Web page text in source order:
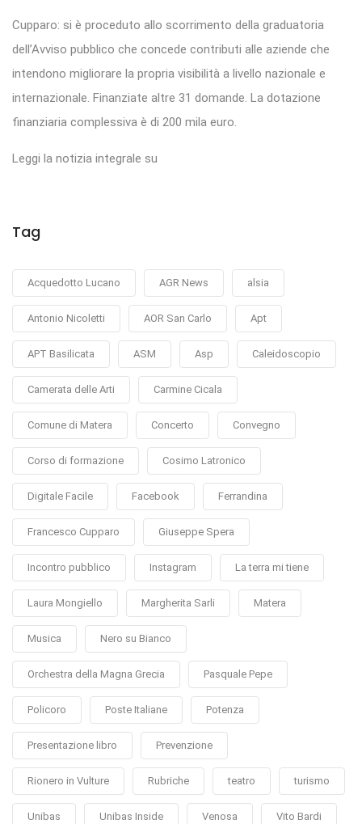
Cupparo: si è proceduto allo scorrimento della graduatoria
dell’Avviso pubblico che concede contributi alle aziende che
intendono migliorare la propria visibilità a livello nazionale e
internazionale. Finanziate altre 31 domande. La dotazione
finanziaria complessiva è di 200 mila euro.
Leggi la notizia integrale su
Tag
Acquedotto Lucano AGR News alsia
Antonio Nicoletti AOR San Carlo Apt
APT Basilicata ASM Asp Caleidoscopio
Camerata delle Arti Carmine Cicala
Comune di Matera Concerto Convegno
Corso di formazione Cosimo Latronico
Digitale Facile Facebook Ferrandina
Francesco Cupparo Giuseppe Spera
Incontro pubblico Instagram La terra mi tiene
Laura Mongiello Margherita Sarli Matera
Musica Nero su Bianco
Orchestra della Magna Grecia Pasquale Pepe
Policoro Poste Italiane Potenza
Presentazione libro Prevenzione
Rionero in Vulture Rubriche teatro turismo
Unibas Unibas Inside Venosa Vito Bardi